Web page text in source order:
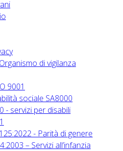
di vigilanza
9001
sociale SA8000
- servizi per disabili
- Parità di genere
– Servizi all’infanzia